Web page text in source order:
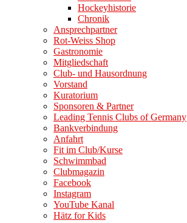
Hockeyhistorie
Chronik
Ansprechpartner
Rot-Weiss Shop
Gastronomie
Mitgliedschaft
Club- und Hausordnung
Vorstand
Kuratorium
Sponsoren & Partner
Leading Tennis Clubs of Germany
Bankverbindung
Anfahrt
Fit im Club/Kurse
Schwimmbad
Clubmagazin
Facebook
Instagram
YouTube Kanal
Hätz for Kids